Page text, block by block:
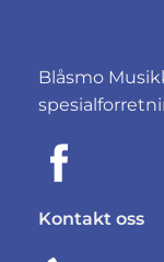
Blåsmo
Kontakt oss